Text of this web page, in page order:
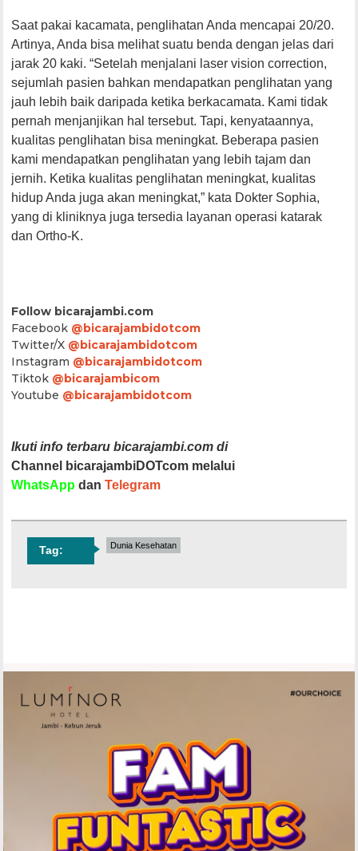
Saat pakai kacamata, penglihatan Anda mencapai 20/20.
Artinya, Anda bisa melihat suatu benda dengan jelas dari
jarak 20 kaki. “Setelah menjalani laser vision correction,
sejumlah pasien bahkan mendapatkan penglihatan yang
jauh lebih baik daripada ketika berkacamata. Kami tidak
pernah menjanjikan hal tersebut. Tapi, kenyataannya,
kualitas penglihatan bisa meningkat. Beberapa pasien
kami mendapatkan penglihatan yang lebih tajam dan
jernih. Ketika kualitas penglihatan meningkat, kualitas
hidup Anda juga akan meningkat,” kata Dokter Sophia,
yang di kliniknya juga tersedia layanan operasi katarak
dan Ortho-K.
Follow bicarajambi.com
Facebook @bicarajambidotcom
Twitter/X @bicarajambidotcom
Instagram @bicarajambidotcom
Tiktok @bicarajambicom
Youtube @bicarajambidotcom
Ikuti info terbaru bicarajambi.com di
Channel bicarajambiDOTcom melalui
WhatsApp danTelegram
Tag: Dunia Kesehatan